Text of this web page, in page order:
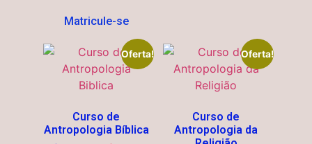
Matricule-se
Oferta!
Curso de
Antropologia Bíblica
Oferta!
Curso de
Antropologia da